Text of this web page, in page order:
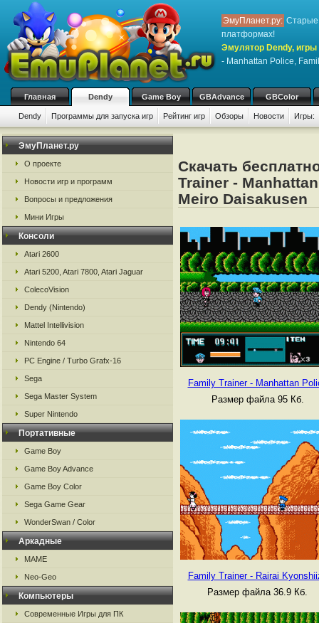
ЭмуПланет.ру: Старые
платформах!
Эмулятор Dendy, игры
- Manhattan Police,
Главная Dendy Game Boy GBAdvance GBColor
Dendy Программы для запуска игр Рейтинг игр Обзоры Новости Игры:
ЭмуПланет.ру
О проекте
Новости игр и программ
Вопросы и предложения
Мини Игры
Консоли
Atari 2600
Atari 5200, Atari 7800, Atari Jaguar
ColecoVision
Dendy (Nintendo)
Mattel Intellivision
Nintendo 64
PC Engine / Turbo Grafx-16
Sega
Sega Master System
Super Nintendo
Портативные
Game Boy
Game Boy Advance
Game Boy Color
Sega Game Gear
WonderSwan / Color
Аркадные
MAME
Neo-Geo
Компьютеры
Современные Игры для ПК
Скачать
Trainer -
Meiro Daisakusen
Family Trainer - Manhattan
Размер файла 95 Кб.
Family Trainer - Rairai
Размер файла 36.9 Кб.